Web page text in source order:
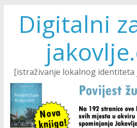
Digitalni
[istraživanje lokalnog